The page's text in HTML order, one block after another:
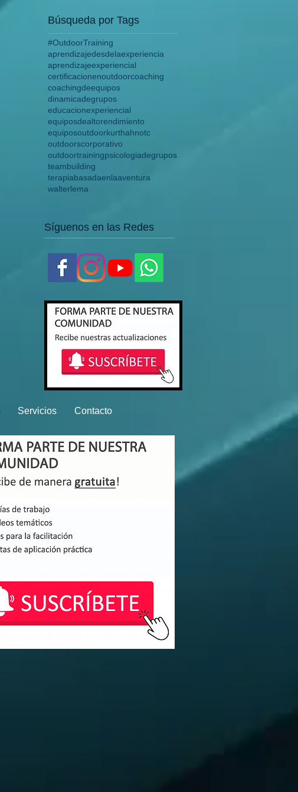
Búsqueda por Tags
#OutdoorTraining
aprendizajedesdelaexperiencia
aprendizajeexperiencial
certificacionenoutdoorcoaching
coachingdeequipos
dinamicadegrupos
educacionexperiencial
equiposdealtorendimiento
equiposoutdoorkurthahnotc
outdoorscorporativo
outdoortrainingpsicologiadegrupos
teambuilding
terapiabasadaenlaaventura
walterlema
Síguenos en las Redes
Servicios Contacto